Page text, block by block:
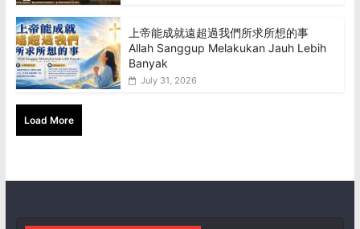
上帝能成就遠超過我們所求所想的事
Allah Sanggup Melakukan Jauh Lebih
Banyak
July 31, 2026
Load More